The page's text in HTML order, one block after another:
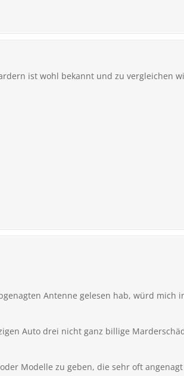
ist wohl bekannt und zu vergleichen
Antenne gelesen hab, würd
Auto drei nicht ganz billige
Modelle zu geben, die sehr oft